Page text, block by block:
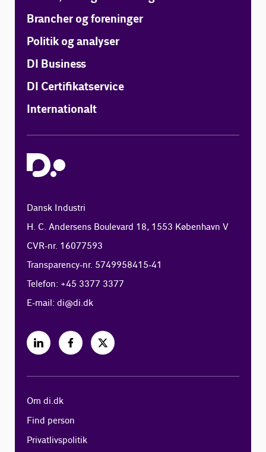
Brancher og foreninger
Politik og analyser
DI Business
DI Certifikatservice
Internationalt
Dansk Industri
H. C. Andersens Boulevard 18, 1553 København V
CVR-nr. 16077593
Transparency-nr. 5749958415-41
Telefon: +45 3377 3377
E-mail:di@di.dk
Om di.dk
Find person
Privatlivspolitik